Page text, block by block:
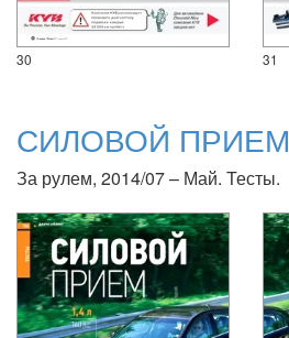
30 31
СИЛОВОЙ ПРИЕМ
За рулем, 2014/07 – Май. Тесты.